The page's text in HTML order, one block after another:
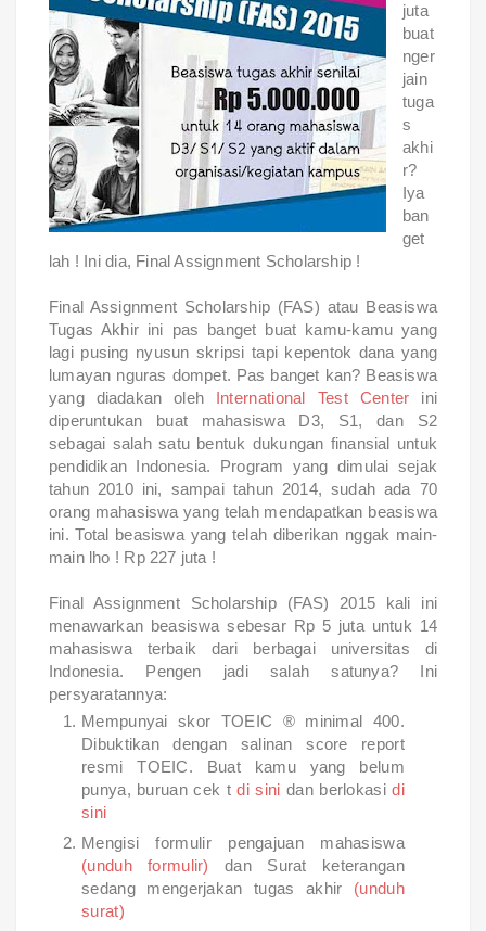
juta
buat
nger
jain
tuga
s
akhi
r?
Iya
ban
get
lah ! Ini dia, Final Assignment Scholarship !
Final Assignment Scholarship (FAS) atau Beasiswa
Tugas Akhir ini pas banget buat kamu-kamu yang
lagi pusing nyusun skripsi tapi kepentok dana yang
lumayan nguras dompet. Pas banget kan? Beasiswa
yang diadakan oleh International Test Center ini
diperuntukan buat mahasiswa D3, S1, dan S2
sebagai salah satu bentuk dukungan finansial untuk
pendidikan Indonesia. Program yang dimulai sejak
tahun 2010 ini, sampai tahun 2014, sudah ada 70
orang mahasiswa yang telah mendapatkan beasiswa
ini. Total beasiswa yang telah diberikan nggak main-
main lho ! Rp 227 juta !
Final Assignment Scholarship (FAS) 2015 kali ini
menawarkan beasiswa sebesar Rp 5 juta untuk 14
mahasiswa terbaik dari berbagai universitas di
Indonesia. Pengen jadi salah satunya? Ini
persyaratannya:
Mempunyai skor TOEIC ® minimal 400.
Dibuktikan dengan salinan score report
resmi TOEIC. Buat kamu yang belum
punya, buruan cek tdi sini dan berlokasidi
sini
Mengisi formulir pengajuan mahasiswa
(unduh formulir)
dan Surat keterangan
sedang mengerjakan tugas akhir (unduh
surat)